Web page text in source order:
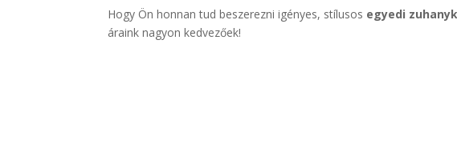
Hogy Ön honnan tud beszerezni igényes, stílusos egyedi
áraink nagyon kedvezőek!